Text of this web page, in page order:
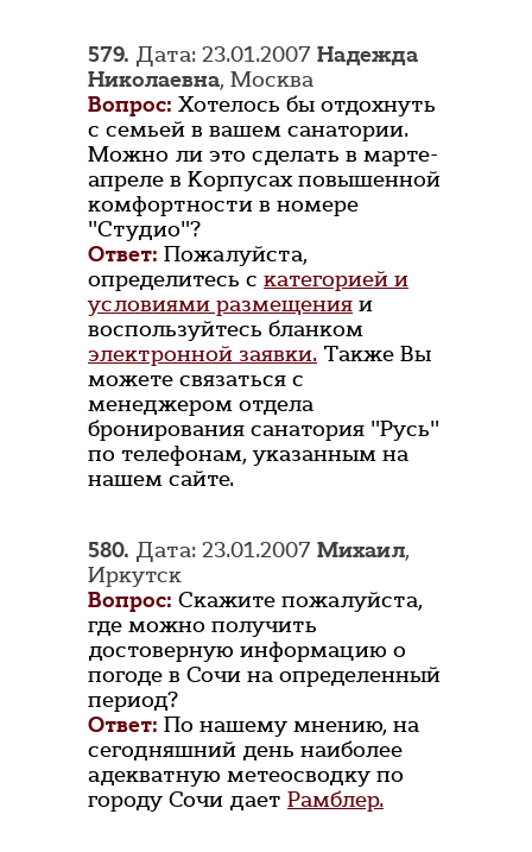
579. Дата: 23.01.2007 Надежда
Николаевна, Москва
Вопрос: Хотелось бы отдохнуть
с семьей в вашем санатории.
Можно ли это сделать в марте-
апреле в Корпусах повышенной
комфортности в номере
"Студио"?
Ответ: Пожалуйста,
определитесь с категорией и
условиями размещения и
воспользуйтесь бланком
электронной заявки. Также Вы
можете связаться с
менеджером отдела
бронирования санатория "Русь"
по телефонам, указанным на
нашем сайте.
580. Дата: 23.01.2007 Михаил,
Иркутск
Вопрос: Скажите пожалуйста,
где можно получить
достоверную информацию о
погоде в Сочи на определенный
период?
Ответ: По нашему мнению, на
сегодняшний день наиболее
адекватную метеосводку по
городу Сочи дает Рамблер.